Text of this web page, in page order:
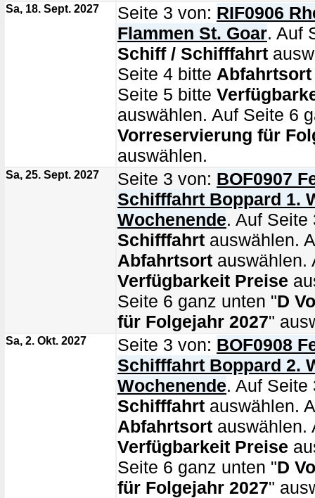
Sa, 18. Sept. 2027 Seite 3 von: RIF0906
Flammen St. Goar. Auf
Schiff / Schifffahrt
Seite 4 bitte Abfahrtsort
Seite 5 bitte
auswählen. Auf Seite 6
Vorreservierung für
auswählen.
Sa, 25. Sept. 2027 Seite 3 von: BOF0907
Schifffahrt Boppard 1.
Wochenende. Auf
Schifffahrt auswählen.
Abfahrtsort auswählen.
Verfügbarkeit Preise
Seite 6 ganz unten "D
für Folgejahr 2027"
Sa, 2. Okt. 2027 Seite 3 von: BOF0908
Schifffahrt Boppard 2.
Wochenende. Auf
Schifffahrt auswählen.
Abfahrtsort auswählen.
Verfügbarkeit Preise
Seite 6 ganz unten "D
für Folgejahr 2027"